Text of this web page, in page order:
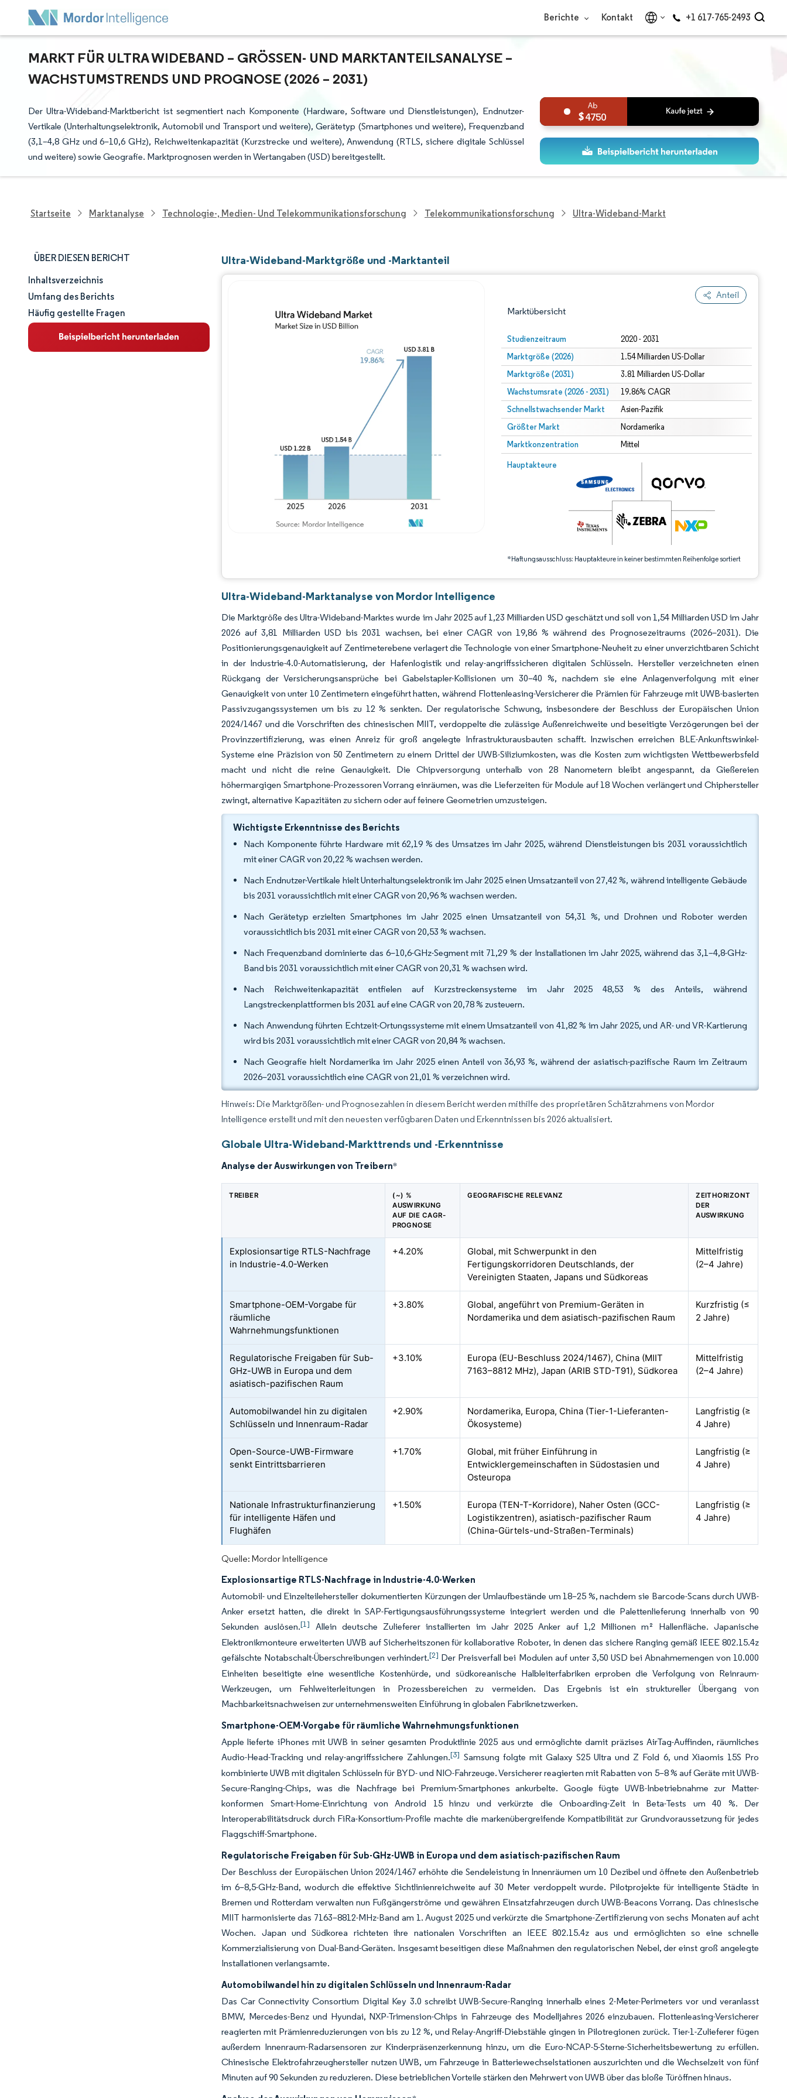
Berichte Kontakt +1 617-765-2493
MARKT FÜR ULTRA WIDEBAND – GRÖSSEN- UND MARKTANTEILSANALYSE – W
ACHSTUMSTRENDS UND PROGNOSE (2026 – 2031)
Der Ultra-Wideband-Marktbericht ist segmentiert nach Komponente (Hardware, Software und Dienstleistungen), Endnutzer-
Vertikale (Unterhaltungselektronik, Automobil und Transport und weitere), Gerätetyp (Smartphones und weitere), Frequenzband
(3,1–4,8 GHz und 6–10,6 GHz), Reichweitenkapazität (Kurzstrecke und weitere), Anwendung (RTLS, sichere digitale Schlüssel
und weitere) sowie Geografie. Marktprognosen werden in Wertangaben (USD) bereitgestellt.
4750
Startseite Marktanalyse Technologie-, Medien- Und Telekommunikationsforschung Telekommunikationsforschung Ultra-Wideband-Markt
ÜBER DIESEN BERICHT
Marktgröße und -anteil
Marktanalyse
Trends und Einblicke
Inhaltsverzeichnis
Umfang des Berichts
Häufig gestellte Fragen
Ultra-Wideband-Marktgröße und -Marktanteil
Anteil
Marktübersicht
Studienzeitraum 2020 - 2031
Marktgröße (2026) 1.54 Milliarden US-Dollar
Marktgröße (2031) 3.81 Milliarden US-Dollar
Wachstumsrate (2026 - 2031) 19.86% CAGR
Schnellstwachsender Markt Asien-Pazifik
Größter Markt Nordamerika
Marktkonzentration Mittel
Hauptakteure
*Haftungsausschluss: Hauptakteure in keiner bestimmten Reihenfolge sortiert
Bild © Mordor Intelligence. Wiederverwendung erfordert Namensnennung gemäß CC BY 4.0.
Bild © Mordor Intelligence. Wiederverwendung erfordert Namensnennung gemäß CC BY 4.0.
Ultra-Wideband-Marktanalyse von Mordor Intelligence
Die Marktgröße des Ultra-Wideband-Marktes wurde im Jahr 2025 auf 1,23 Milliarden USD geschätzt und soll von 1,54 Milliarden USD im Jahr
2026 auf 3,81 Milliarden USD bis 2031 wachsen, bei einer CAGR von 19,86 % während des Prognosezeitraums (2026–2031). Die
Positionierungsgenauigkeit auf Zentimeterebene verlagert die Technologie von einer Smartphone-Neuheit zu einer unverzichtbaren Schicht
in der Industrie-4.0-Automatisierung, der Hafenlogistik und relay-angriffssicheren digitalen Schlüsseln. Hersteller verzeichneten einen
Rückgang der Versicherungsansprüche bei Gabelstapler-Kollisionen um 30–40 %, nachdem sie eine Anlagenverfolgung mit einer
Genauigkeit von unter 10 Zentimetern eingeführt hatten, während Flottenleasing-Versicherer die Prämien für Fahrzeuge mit UWB-basierten
Passivzugangssystemen um bis zu 12 % senkten. Der regulatorische Schwung, insbesondere der Beschluss der Europäischen Union
2024/1467 und die Vorschriften des chinesischen MIIT, verdoppelte die zulässige Außenreichweite und beseitigte Verzögerungen bei der
Provinzzertifizierung, was einen Anreiz für groß angelegte Infrastrukturausbauten schafft. Inzwischen erreichen BLE-Ankunftswinkel-
Systeme eine Präzision von 50 Zentimetern zu einem Drittel der UWB-Siliziumkosten, was die Kosten zum wichtigsten Wettbewerbsfeld
macht und nicht die reine Genauigkeit. Die Chipversorgung unterhalb von 28 Nanometern bleibt angespannt, da Gießereien
höhermargigen Smartphone-Prozessoren Vorrang einräumen, was die Lieferzeiten für Module auf 18 Wochen verlängert und Chiphersteller
zwingt, alternative Kapazitäten zu sichern oder auf feinere Geometrien umzusteigen.
Wichtigste Erkenntnisse des Berichts
Nach Komponente führte Hardware mit 62,19 % des Umsatzes im Jahr 2025, während Dienstleistungen bis 2031 voraussichtlich
mit einer CAGR von 20,22 % wachsen werden.
Nach Endnutzer-Vertikale hielt Unterhaltungselektronik im Jahr 2025 einen Umsatzanteil von 27,42 %, während intelligente Gebäude
bis 2031 voraussichtlich mit einer CAGR von 20,96 % wachsen werden.
Nach Gerätetyp erzielten Smartphones im Jahr 2025 einen Umsatzanteil von 54,31 %, und Drohnen und Roboter werden
voraussichtlich bis 2031 mit einer CAGR von 20,53 % wachsen.
Nach Frequenzband dominierte das 6–10,6-GHz-Segment mit 71,29 % der Installationen im Jahr 2025, während das 3,1–4,8-GHz-
Band bis 2031 voraussichtlich mit einer CAGR von 20,31 % wachsen wird.
Nach Reichweitenkapazität entfielen auf Kurzstreckensysteme im Jahr 2025 48,53 % des Anteils, während
Langstreckenplattformen bis 2031 auf eine CAGR von 20,78 % zusteuern.
Nach Anwendung führten Echtzeit-Ortungssysteme mit einem Umsatzanteil von 41,82 % im Jahr 2025, und AR- und VR-Kartierung
wird bis 2031 voraussichtlich mit einer CAGR von 20,84 % wachsen.
Nach Geografie hielt Nordamerika im Jahr 2025 einen Anteil von 36,93 %, während der asiatisch-pazifische Raum im Zeitraum
2026–2031 voraussichtlich eine CAGR von 21,01 % verzeichnen wird.
Hinweis: Die Marktgrößen- und Prognosezahlen in diesem Bericht werden mithilfe des proprietären Schätzrahmens von Mordor
Intelligence erstellt und mit den neuesten verfügbaren Daten und Erkenntnissen bis 2026 aktualisiert.
Globale Ultra-Wideband-Markttrends und -Erkenntnisse
Analyse der Auswirkungen von Treibern*
TREIBER
(~) %
AUSWIRKUNG
AUF DIE CAGR-
PROGNOSE
GEOGRAFISCHE RELEVANZ
ZEITHORIZONT
DER
AUSWIRKUNG
Explosionsartige RTLS-Nachfrage
in Industrie-4.0-Werken
+4.20%
Global, mit Schwerpunkt in den
Fertigungskorridoren Deutschlands, der
Vereinigten Staaten, Japans und Südkoreas
Mittelfristig
(2–4 Jahre)
Smartphone-OEM-Vorgabe für
räumliche
Wahrnehmungsfunktionen
+3.80%
Global, angeführt von Premium-Geräten in
Nordamerika und dem asiatisch-pazifischen Raum
Kurzfristig (≤
2 Jahre)
Regulatorische Freigaben für Sub-
GHz-UWB in Europa und dem
asiatisch-pazifischen Raum
+3.10%
Europa (EU-Beschluss 2024/1467), China (MIIT
7163–8812 MHz), Japan (ARIB STD-T91), Südkorea
Mittelfristig
(2–4 Jahre)
Automobilwandel hin zu digitalen
Schlüsseln und Innenraum-Radar
+2.90%
Nordamerika, Europa, China (Tier-1-Lieferanten-
Ökosysteme)
Langfristig (≥
4 Jahre)
Open-Source-UWB-Firmware
senkt Eintrittsbarrieren
+1.70%
Global, mit früher Einführung in
Entwicklergemeinschaften in Südostasien und
Osteuropa
Langfristig (≥
4 Jahre)
Nationale Infrastrukturfinanzierung
für intelligente Häfen und
Flughäfen
+1.50%
Europa (TEN-T-Korridore), Naher Osten (GCC-
Logistikzentren), asiatisch-pazifischer Raum
(China-Gürtels-und-Straßen-Terminals)
Langfristig (≥
4 Jahre)
Quelle: Mordor Intelligence
Explosionsartige RTLS-Nachfrage in Industrie-4.0-Werken
Automobil- und Einzelteilehersteller dokumentierten Kürzungen der Umlaufbestände um 18–25 %, nachdem sie Barcode-Scans durch UWB-
Anker ersetzt hatten, die direkt in SAP-Fertigungsausführungssysteme integriert werden und die Palettenlieferung innerhalb von 90
Sekunden auslösen.[1]
Allein deutsche Zulieferer installierten im Jahr 2025 Anker auf 1,2 Millionen m² Hallenfläche. Japanische
Elektronikmonteure erweiterten UWB auf Sicherheitszonen für kollaborative Roboter, in denen das sichere Ranging gemäß IEEE 802.15.4z
gefälschte Notabschalt-Überschreibungen verhindert.[2] Der Preisverfall bei Modulen auf unter 3,50 USD bei Abnahmemengen von 10.000
Einheiten beseitigte eine wesentliche Kostenhürde, und südkoreanische Halbleiterfabriken erproben die Verfolgung von Reinraum-
Werkzeugen, um Fehlweiterleitungen in Prozessbereichen zu vermeiden. Das Ergebnis ist ein struktureller Übergang von
Machbarkeitsnachweisen zur unternehmensweiten Einführung in globalen Fabriknetzwerken.
Smartphone-OEM-Vorgabe für räumliche Wahrnehmungsfunktionen
Apple lieferte iPhones mit UWB in seiner gesamten Produktlinie 2025 aus und ermöglichte damit präzises AirTag-Auffinden, räumliches
Audio-Head-Tracking und relay-angriffssichere Zahlungen.[3] Samsung folgte mit Galaxy S25 Ultra und Z Fold 6, und Xiaomis 15S Pro
kombinierte UWB mit digitalen Schlüsseln für BYD- und NIO-Fahrzeuge. Versicherer reagierten mit Rabatten von 5–8 % auf Geräte mit UWB-
Secure-Ranging-Chips, was die Nachfrage bei Premium-Smartphones ankurbelte. Google fügte UWB-Inbetriebnahme zur Matter-
konformen Smart-Home-Einrichtung von Android 15 hinzu und verkürzte die Onboarding-Zeit in Beta-Tests um 40 %. Der
Interoperabilitätsdruck durch FiRa-Konsortium-Profile machte die markenübergreifende Kompatibilität zur Grundvoraussetzung für jedes
Flaggschiff-Smartphone.
Regulatorische Freigaben für Sub-GHz-UWB in Europa und dem asiatisch-pazifischen Raum
Der Beschluss der Europäischen Union 2024/1467 erhöhte die Sendeleistung in Innenräumen um 10 Dezibel und öffnete den Außenbetrieb
im 6–8,5-GHz-Band, wodurch die effektive Sichtlinienreichweite auf 30 Meter verdoppelt wurde. Pilotprojekte für intelligente Städte in
Bremen und Rotterdam verwalten nun Fußgängerströme und gewähren Einsatzfahrzeugen durch UWB-Beacons Vorrang. Das chinesische
MIIT harmonisierte das 7163–8812-MHz-Band am 1. August 2025 und verkürzte die Smartphone-Zertifizierung von sechs Monaten auf acht
Wochen. Japan und Südkorea richteten ihre nationalen Vorschriften an IEEE 802.15.4z aus und ermöglichten so eine schnelle
Kommerzialisierung von Dual-Band-Geräten. Insgesamt beseitigen diese Maßnahmen den regulatorischen Nebel, der einst groß angelegte
Installationen verlangsamte.
Automobilwandel hin zu digitalen Schlüsseln und Innenraum-Radar
Das Car Connectivity Consortium Digital Key 3.0 schreibt UWB-Secure-Ranging innerhalb eines 2-Meter-Perimeters vor und veranlasst
BMW, Mercedes-Benz und Hyundai, NXP-Trimension-Chips in Fahrzeuge des Modelljahres 2026 einzubauen. Flottenleasing-Versicherer
reagierten mit Prämienreduzierungen von bis zu 12 %, und Relay-Angriff-Diebstähle gingen in Pilotregionen zurück. Tier-1-Zulieferer fügen
außerdem Innenraum-Radarsensoren zur Kinderpräsenzerkennung hinzu, um die Euro-NCAP-5-Sterne-Sicherheitsbewertung zu erfüllen.
Chinesische Elektrofahrzeughersteller nutzen UWB, um Fahrzeuge in Batteriewechselstationen auszurichten und die Wechselzeit von fünf
Minuten auf 90 Sekunden zu reduzieren. Diese betrieblichen Vorteile stärken den Mehrwert von UWB über das bloße Türöffnen hinaus.